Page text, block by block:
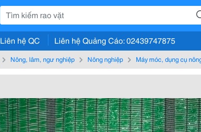
Liên hệ QC Liên hệ Quảng Cáo: 02439747875
Nông, lâm, ngư nghiệp Nông nghiệp Máy móc, dụng cụ